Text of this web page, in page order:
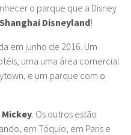
o parque que a Disney
Shanghai Disneyland!
em junho de 2016. Um
uma uma área comercial
e um parque com o
Mickey . Os outros estão
em Tóquio, em Paris e